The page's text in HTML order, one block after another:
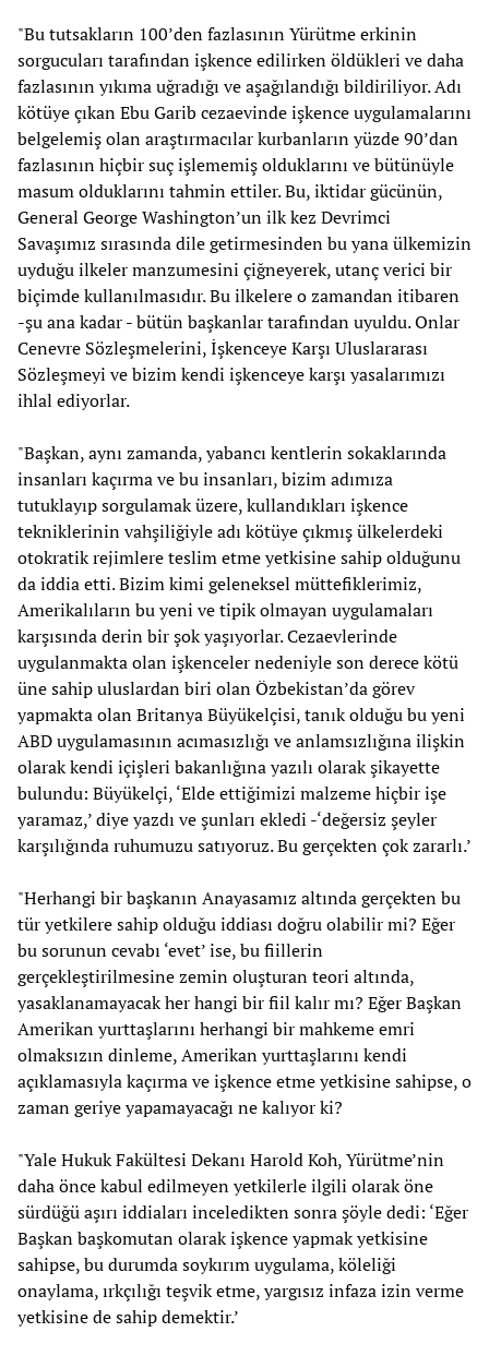
"Bu tutsakların 100’den fazlasının Yürütme erkinin
sorgucuları tarafından işkence edilirken öldükleri ve daha
fazlasının yıkıma uğradığı ve aşağılandığı bildiriliyor. Adı
kötüye çıkan Ebu Garib cezaevinde işkence uygulamalarını
belgelemiş olan araştırmacılar kurbanların yüzde 90’dan
fazlasının hiçbir suç işlememiş olduklarını ve bütünüyle
masum olduklarını tahmin ettiler. Bu, iktidar gücünün,
General George Washington’un ilk kez Devrimci
Savaşımız sırasında dile getirmesinden bu yana ülkemizin
uyduğu ilkeler manzumesini çiğneyerek, utanç verici bir
biçimde kullanılmasıdır. Bu ilkelere o zamandan itibaren
-şu ana kadar - bütün başkanlar tarafından uyuldu. Onlar
Cenevre Sözleşmelerini, İşkenceye Karşı Uluslararası
Sözleşmeyi ve bizim kendi işkenceye karşı yasalarımızı
ihlal ediyorlar.
"Başkan, aynı zamanda, yabancı kentlerin sokaklarında
insanları kaçırma ve bu insanları, bizim adımıza
tutuklayıp sorgulamak üzere, kullandıkları işkence
tekniklerinin vahşiliğiyle adı kötüye çıkmış ülkelerdeki
otokratik rejimlere teslim etme yetkisine sahip olduğunu
da iddia etti. Bizim kimi geleneksel müttefiklerimiz,
Amerikalıların bu yeni ve tipik olmayan uygulamaları
karşısında derin bir şok yaşıyorlar. Cezaevlerinde
uygulanmakta olan işkenceler nedeniyle son derece kötü
üne sahip uluslardan biri olan Özbekistan’da görev
yapmakta olan Britanya Büyükelçisi, tanık olduğu bu yeni
ABD uygulamasının acımasızlığı ve anlamsızlığına ilişkin
olarak kendi içişleri bakanlığına yazılı olarak şikayette
bulundu: Büyükelçi, ‘Elde ettiğimizi malzeme hiçbir işe
yaramaz,’ diye yazdı ve şunları ekledi -‘değersiz şeyler
karşılığında ruhumuzu satıyoruz. Bu gerçekten çok zararlı.’
"Herhangi bir başkanın Anayasamız altında gerçekten bu
tür yetkilere sahip olduğu iddiası doğru olabilir mi? Eğer
bu sorunun cevabı ‘evet’ ise, bu fiillerin
gerçekleştirilmesine zemin oluşturan teori altında,
yasaklanamayacak her hangi bir fiil kalır mı? Eğer Başkan
Amerikan yurttaşlarını herhangi bir mahkeme emri
olmaksızın dinleme, Amerikan yurttaşlarını kendi
açıklamasıyla kaçırma ve işkence etme yetkisine sahipse, o
zaman geriye yapamayacağı ne kalıyor ki?
"Yale Hukuk Fakültesi Dekanı Harold Koh, Yürütme’nin
daha önce kabul edilmeyen yetkilerle ilgili olarak öne
sürdüğü aşırı iddiaları inceledikten sonra şöyle dedi: ‘Eğer
Başkan başkomutan olarak işkence yapmak yetkisine
sahipse, bu durumda soykırım uygulama, köleliği
onaylama, ırkçılığı teşvik etme, yargısız infaza izin verme
yetkisine de sahip demektir.’